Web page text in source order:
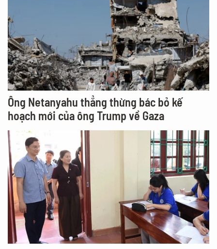
Ông Netanyahu thẳng thừng bác bỏ kế
hoạch mới của ông Trump về Gaza